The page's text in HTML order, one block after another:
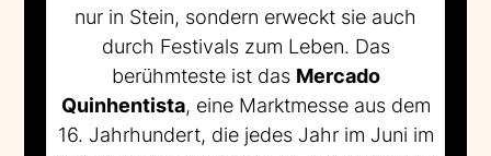
nur in Stein, sondern erweckt sie auch
durch Festivals zum Leben. Das
berühmteste ist das Mercado
Quinhentista, eine Marktmesse aus dem
16. Jahrhundert, die jedes Jahr im Juni im